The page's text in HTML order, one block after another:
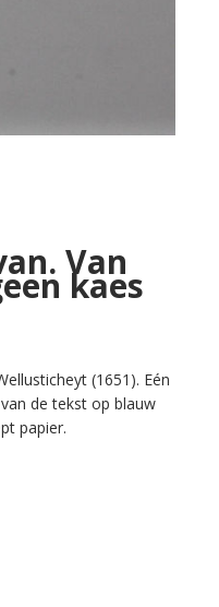
Van
kaes
(1651). Eén
de tekst op blauw
papier.